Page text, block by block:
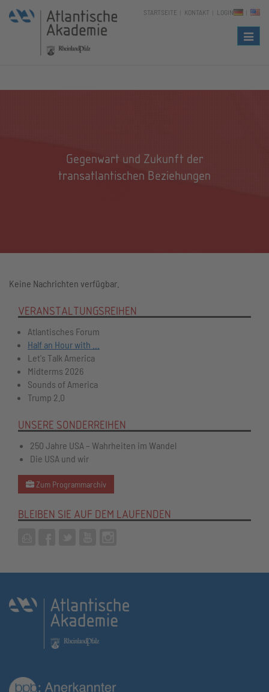
STARTSEITE KONTAKT LOGIN
Gegenwart und Zukunft der
transatlantischen Beziehungen
Keine Nachrichten verfügbar.
VERANSTALTUNGSREIHEN
Atlantisches Forum
Half an Hour with ...
Let's Talk America
Midterms 2026
Sounds of America
Trump 2.0
UNSERE SONDERREIHEN
250 Jahre USA – Wahrheiten im Wandel
Die USA und wir
Zum Programmarchiv
BLEIBEN SIE AUF DEM LAUFENDEN